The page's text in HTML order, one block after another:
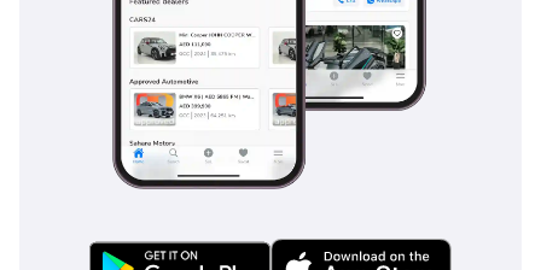
مستقبل حافلات هايغر في الإمارات
يستمر التزام Higer بالجودة والابتكار ورضا العملاء في دفع نجاحها في
الإمارات العربية المتحدة. مع زيادة الطلب على حلول النقل الفعالة
والصديقة للبيئة ، تستعد Higer لتلبية هذه الاحتياجات من خلال مجموعتها
يجعلها خيارًا ممتازًا للنقل في الإمارات العربية المتحدة. سواء كانت للنقل
العام أو السياحة أو المؤسسات الخاصة ، تقدم حافلات Higer حلاً فائقًا